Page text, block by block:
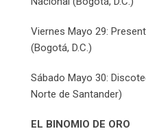
Viernes Mayo 29:
(Bogotá, D.C.)
Sábado Mayo 30:
Norte de Santander)
EL BINOMIO DE ORO